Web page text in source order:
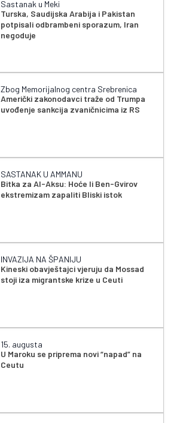
Sastanak u Meki
Turska, Saudijska Arabija i Pakistan
potpisali odbrambeni sporazum, Iran
negoduje
Zbog Memorijalnog centra Srebrenica
Američki zakonodavci traže od Trumpa
uvođenje sankcija zvaničnicima iz RS
SASTANAK U AMMANU
Bitka za Al-Aksu: Hoće li Ben-Gvirov
ekstremizam zapaliti Bliski istok
INVAZIJA NA ŠPANIJU
Kineski obavještajci vjeruju da Mossad
stoji iza migrantske krize u Ceuti
15. augusta
U Maroku se priprema novi “napad” na
Ceutu